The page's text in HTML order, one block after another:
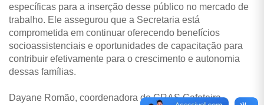
específicas para a inserção desse público no mercado de
trabalho. Ele assegurou que a Secretaria está
comprometida em continuar oferecendo benefícios
socioassistenciais e oportunidades de capacitação para
contribuir efetivamente para o crescimento e autonomia
dessas famílias.
Dayane Romão, coordenadora do CRAS Cafeteira,